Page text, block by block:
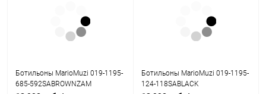
Ботильоны MarioMuzi 019-1195-
685-592SABROWNZAM
Ботильоны MarioMuzi 019-1195-
124-118SABLACK